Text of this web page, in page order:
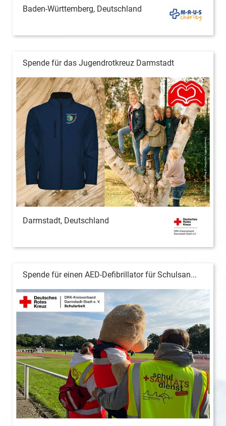
Baden-Württemberg, Deutschland
Spende für das Jugendrotkreuz Darmstadt
Darmstadt, Deutschland
Spende für einen AED-Defibrillator für Schulsan...